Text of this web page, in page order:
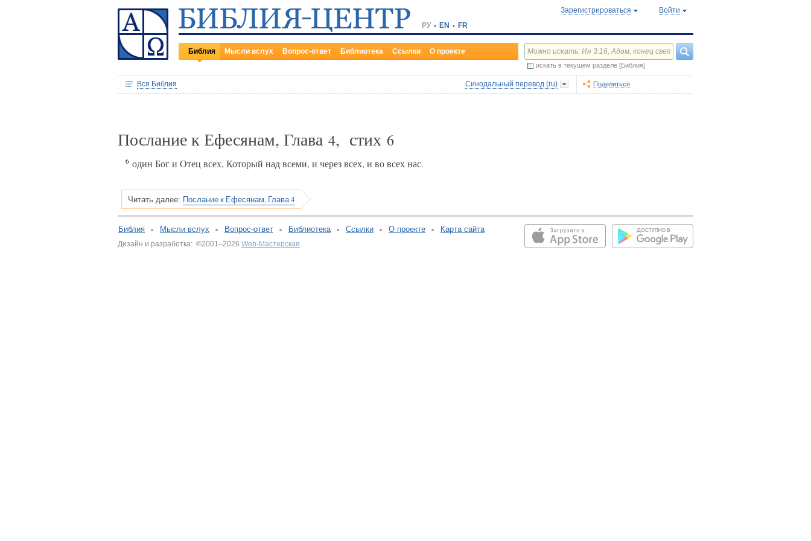
РУ EN FR
Зарегистрироваться Войти
Библия Мысли вслух Вопрос-ответ Библиотека Ссылки О проекте
искать в текущем разделе [Библия]
Вся Библия Синодальный перевод (ru) Поделиться
Послание к Ефесянам, Глава 4, стих 6
6 один Бог и Отец всех, Который над всеми, и через всех, и во всех нас.
Читать далее: Послание к Ефесянам, Глава 4
Библия Мысли вслух Вопрос-ответ Библиотека Ссылки О проекте Карта сайта
Дизайн и разработка: ©2001–2026 Web-Мастерская